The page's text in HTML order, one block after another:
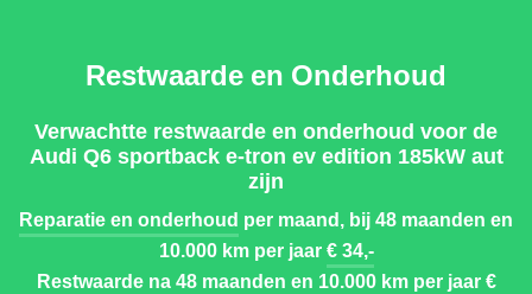
Restwaarde en Onderhoud
Verwachtte restwaarde en onderhoud voor de
Audi Q6 sportback e-tron ev edition 185kW aut
zijn
Reparatie en onderhoud per maand, bij 48 maanden en
10.000 km per jaar€ 34,-
Restwaardena 48 maanden en 10.000 km per jaar€